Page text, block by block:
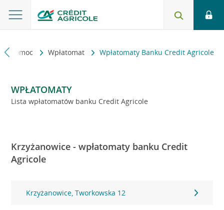
i pomoc Wpłatomat Wpłatomaty Banku Credit Agricole
WPŁATOMATY
Lista wpłatomatów banku Credit Agricole
Krzyżanowice - wpłatomaty banku Credit
Agricole
Krzyżanowice, Tworkowska 12